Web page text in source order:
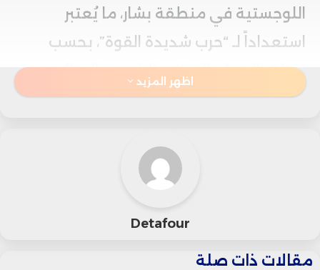
اللوجستية في منطقة بشار، ما يُعتبر
استعداداً لـ “حرب شديدة القوة”، بحسب
مجلة “الجيش الوطني الشعبي الجزائري”.
وقت تستمر فيه جهود المغرب الدبلوماسية
لحل نزاع الصحراء من خلال مبادرات تنموية
المغربية، مما زاد من تعقيد الوضع على
خلفية التوترات مع الجزائر.
اظهر المزيد
Detafour
مقالات ذات صلة